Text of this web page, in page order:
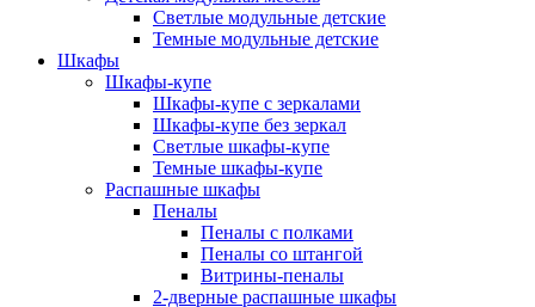
Светлые модульные детские
Темные модульные детские
Шкафы
Шкафы-купе
Шкафы-купе с зеркалами
Шкафы-купе без зеркал
Светлые шкафы-купе
Темные шкафы-купе
Распашные шкафы
Пеналы
Пеналы с полками
Пеналы со штангой
Витрины-пеналы
2-дверные распашные шкафы